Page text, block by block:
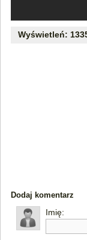
Wyświetleń:
Dodaj komentarz
Imię: